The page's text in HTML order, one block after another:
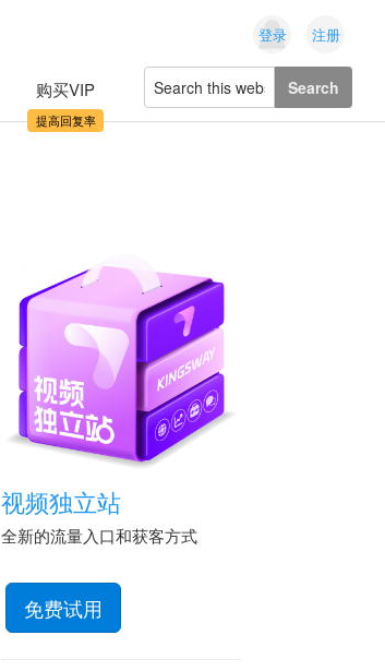
登录 注册
购买VIP
Search
this
website
视频独立站
全新的流量入口和获客方式
免费试用